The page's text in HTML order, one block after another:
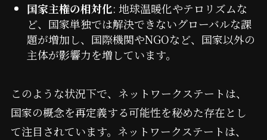
国家主権の相対化: 地球温暖化やテロリズムな
ど、国家単独では解決できないグローバルな課
題が増加し、国際機関やNGOなど、国家以外の
主体が影響力を増しています。
このような状況下で、ネットワークステートは、
国家の概念を再定義する可能性を秘めた存在とし
て注目されています。ネットワークステートは、